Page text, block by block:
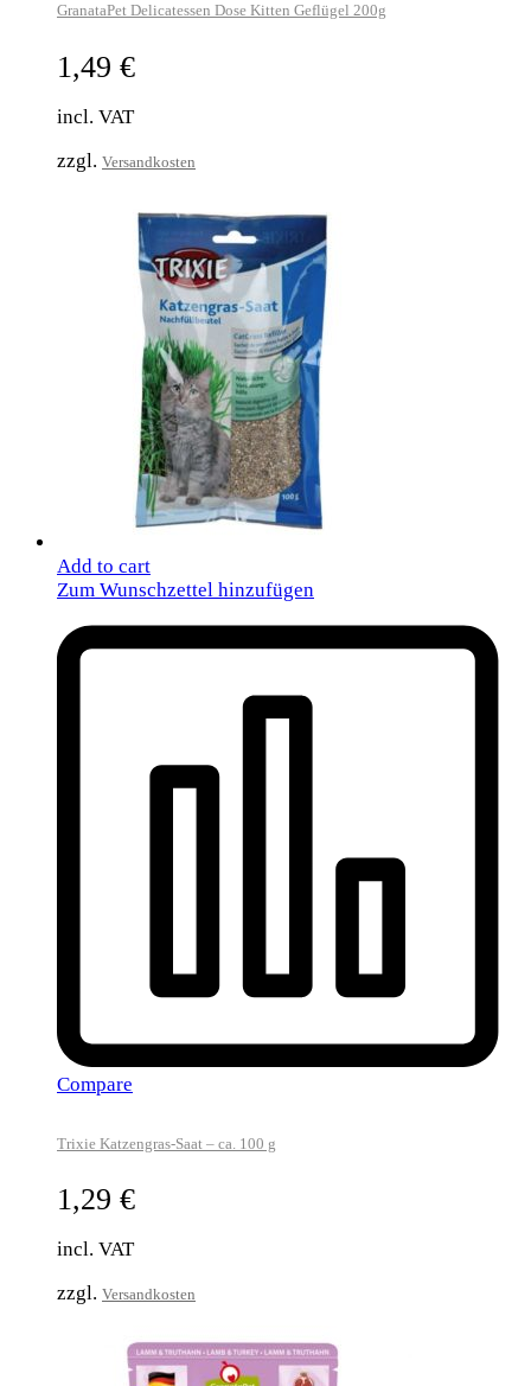
GranataPet Delicatessen Dose Kitten Geflügel 200g
1,49 €
incl. VAT
zzgl. Versandkosten
Add to cart
Zum Wunschzettel hinzufügen
Compare
Trixie Katzengras-Saat – ca. 100 g
1,29 €
incl. VAT
zzgl. Versandkosten